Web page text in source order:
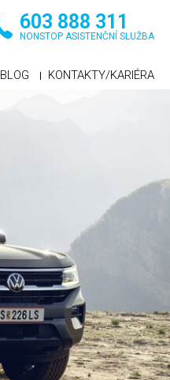
603 888 311
NONSTOP ASISTENČNÍ SLUŽBA
BLOG KONTAKTY/KARIÉRA